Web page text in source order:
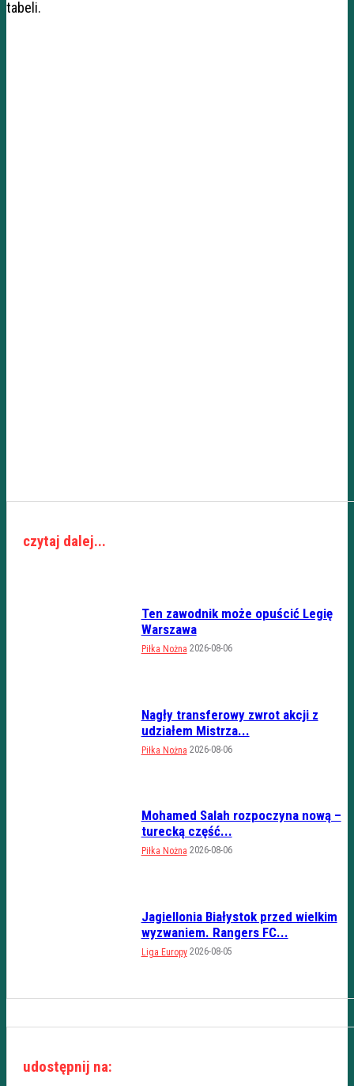
tabeli.
czytaj dalej...
Ten zawodnik może opuścić Legię
Warszawa
Piłka Nożna 2026-08-06
Nagły transferowy zwrot akcji z
udziałem Mistrza...
Piłka Nożna 2026-08-06
Mohamed Salah rozpoczyna nową –
turecką część...
Piłka Nożna 2026-08-06
Jagiellonia Białystok przed wielkim
wyzwaniem. Rangers FC...
Liga Europy 2026-08-05
udostępnij na: